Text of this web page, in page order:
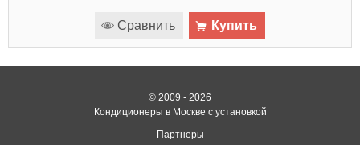
Сравнить Купить
© 2009 - 2026
Кондиционеры в Москве с установкой
Партнеры